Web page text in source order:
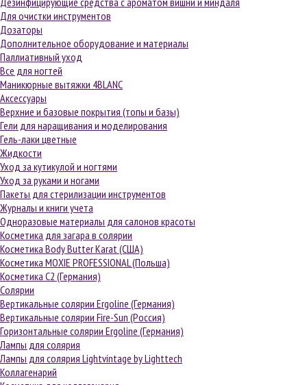
Для очистки инструментов
Дозаторы
Дополнительное оборудование и материалы
Паллиативный уход
Все для ногтей
Маникюрные вытяжки 4BLANC
Аксессуары
Верхние и базовые покрытия (топы и базы)
Гели для наращивания и моделирования
Гель-лаки цветные
Жидкости
Уход за кутикулой и ногтями
Уход за руками и ногами
Пакеты для стерилизации инструментов
Журналы и книги учета
Одноразовые материалы для салонов красоты
Косметика для загара в солярии
Косметика Body Butter Karat (США)
Косметика MOXIE PROFESSIONAL (Польша)
Косметика С2 (Германия)
Солярии
Вертикальные солярии Ergoline (Германия)
Вертикальные солярии Fire-Sun (Россия)
Горизонтальные солярии Ergoline (Германия)
Лампы для солярия
Лампы для солярия Lightvintage by Lighttech
Коллагенарий